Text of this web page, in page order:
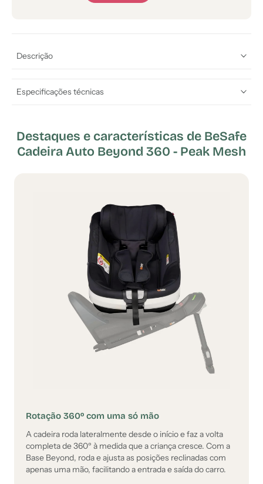
Descrição
Especificações técnicas
Destaques e características de BeSafe
Cadeira Auto Beyond 360 - Peak Mesh
Rotação 360º com uma só mão
A cadeira roda lateralmente desde o início e faz a volta
completa de 360º à medida que a criança cresce. Com a
Base Beyond, roda e ajusta as posições reclinadas com
apenas uma mão, facilitando a entrada e saída do carro.